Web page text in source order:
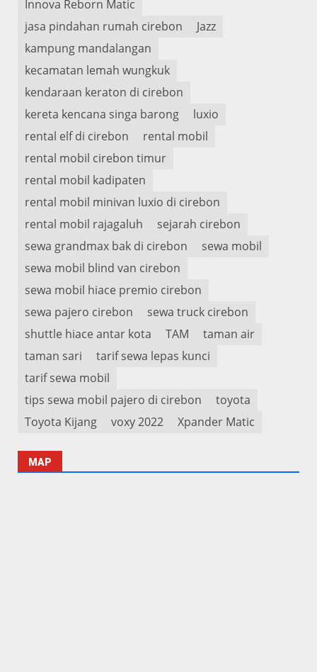
Innova Reborn Matic
jasa pindahan rumah cirebon
Jazz
kampung mandalangan
kecamatan lemah wungkuk
kendaraan keraton di cirebon
kereta kencana singa barong
luxio
rental elf di cirebon
rental mobil
rental mobil cirebon timur
rental mobil kadipaten
rental mobil minivan luxio di cirebon
rental mobil rajagaluh
sejarah cirebon
sewa grandmax bak di cirebon
sewa mobil
sewa mobil blind van cirebon
sewa mobil hiace premio cirebon
sewa pajero cirebon
sewa truck cirebon
shuttle hiace antar kota
TAM
taman air
taman sari
tarif sewa lepas kunci
tarif sewa mobil
tips sewa mobil pajero di cirebon
toyota
Toyota Kijang
voxy 2022 Xpander Matic
MAP